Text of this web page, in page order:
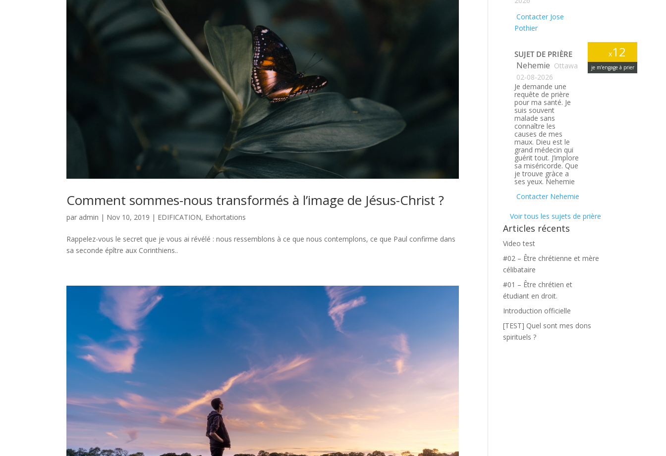
Comment sommes-nous transformés à l’image de Jésus-Christ ?
par admin | Nov 10, 2019 | EDIFICATION, Exhortations
Rappelez-vous le secret que je vous ai révélé : nous ressemblons à ce que nous contemplons, ce que Paul confirme dans
sa seconde épître aux Corinthiens..
Contacter Jose
Pothier
x12
je m’engage à prier
SUJET DE PRIÈRE
Nehemie Ottawa
02-08-2026
Je demande une
requête de prière
pour ma santé. Je
suis souvent
malade sans
connaître les
causes de mes
maux. Dieu est le
grand médecin qui
guérit tout. J’implore
sa miséricorde. Que
je trouve gràce a
ses yeux. Nehemie
Contacter Nehemie
Voir tous les sujets de prière
Articles récents
Video test
#02 – Être chrétienne et mère
célibataire
#01 – Être chrétien et
étudiant en droit.
Introduction officielle
[TEST] Quel sont mes dons
spirituels ?